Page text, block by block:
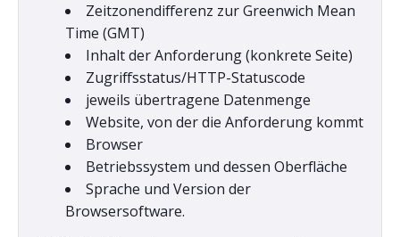
Zeitzonendifferenz zur Greenwich Mean
Time (GMT)
Inhalt der Anforderung (konkrete Seite)
Zugriffsstatus/HTTP-Statuscode
jeweils übertragene Datenmenge
Website, von der die Anforderung kommt
Browser
Betriebssystem und dessen Oberfläche
Sprache und Version der
Browsersoftware.